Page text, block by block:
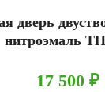
дверь
нитроэмаль
17 500 ₽